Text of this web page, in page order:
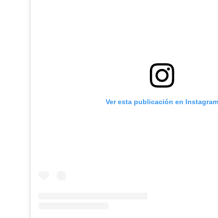
Ver esta publicación en Instagram